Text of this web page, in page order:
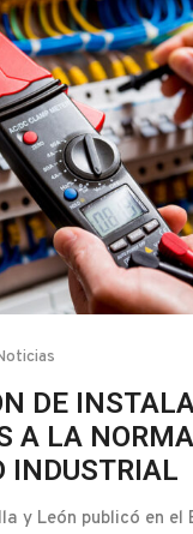
DE
A LA
INDUSTRIAL
y León publicó en el